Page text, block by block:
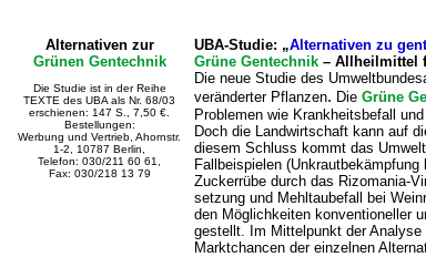
Alternativen zur
Grünen Gentechnik
Die Studie ist in der Reihe
TEXTE des UBA als Nr. 68/03
erschienen: 147 S., 7,50 €.
Bestellungen:
Werbung und Vertrieb, Ahornstr.
1-2, 10787 Berlin,
Telefon: 030/211 60 61,
Fax: 030/218 13 79
UBA-Studie: „Alternativen zu
Grüne Gentechnik – Allheilmittel
Die neue Studie des
veränderter Pflanzen. Die Grüne
Problemen wie Krankheitsbefall
Doch die Landwirtschaft kann auf
diesem Schluss kommt das
Fallbeispielen
Zuckerrübe durch das Rizomania-
setzung und Mehltaubefall bei
den Möglichkeiten konventioneller
gestellt. Im Mittelpunkt der
Marktchancen der einzelnen